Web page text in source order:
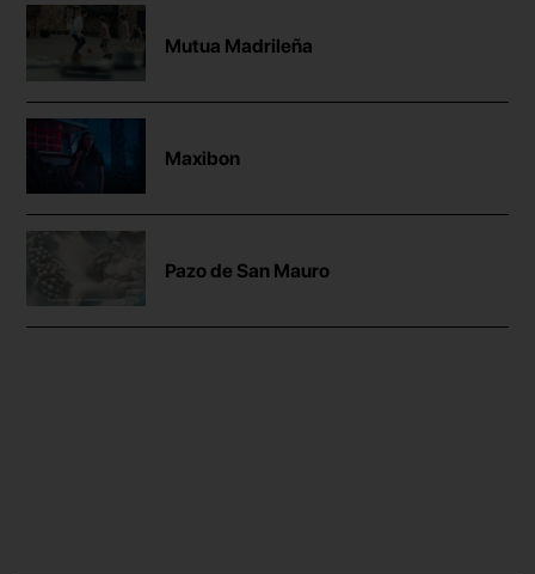
Mutua Madrileña
Maxibon
Pazo de San Mauro